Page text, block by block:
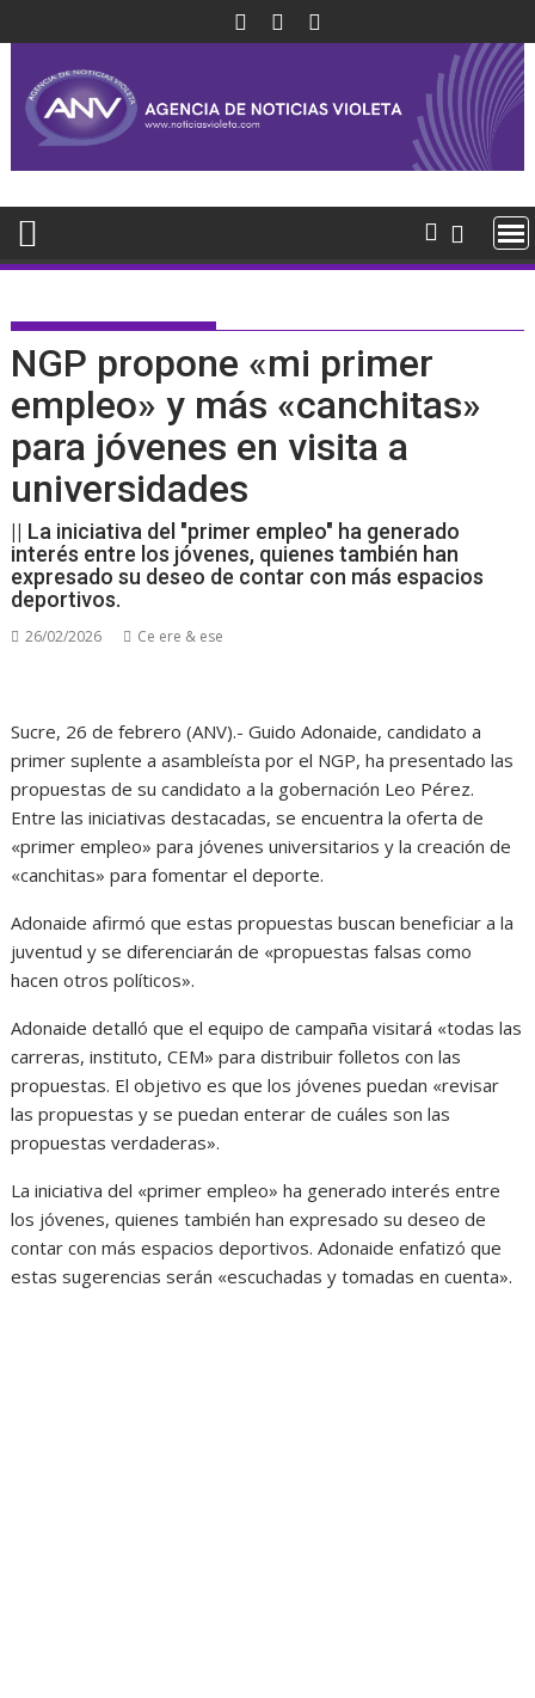
al
contenido
NGP propone «mi primer
empleo» y más «canchitas»
para jóvenes en visita a
universidades
|| La iniciativa del "primer empleo" ha generado
interés entre los jóvenes, quienes también han
expresado su deseo de contar con más espacios
deportivos.
26/02/2026 Ce ere & ese
Sucre, 26 de febrero (ANV).- Guido Adonaide, candidato a
primer suplente a asambleísta por el NGP, ha presentado las
propuestas de su candidato a la gobernación Leo Pérez.
Entre las iniciativas destacadas, se encuentra la oferta de
«primer empleo» para jóvenes universitarios y la creación de
«canchitas» para fomentar el deporte.
Adonaide afirmó que estas propuestas buscan beneficiar a la
juventud y se diferenciarán de «propuestas falsas como
hacen otros políticos».
Adonaide detalló que el equipo de campaña visitará «todas las
carreras, instituto, CEM» para distribuir folletos con las
propuestas. El objetivo es que los jóvenes puedan «revisar
las propuestas y se puedan enterar de cuáles son las
propuestas verdaderas».
La iniciativa del «primer empleo» ha generado interés entre
los jóvenes, quienes también han expresado su deseo de
contar con más espacios deportivos. Adonaide enfatizó que
estas sugerencias serán «escuchadas y tomadas en cuenta».